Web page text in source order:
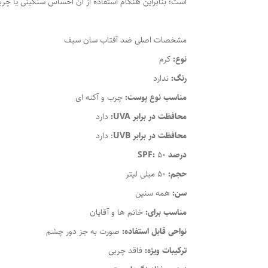
مشخصات اصلی ضد آفتاب سان سیف
نوع:کرم
رنگ:ندارد
مناسب نوع پوست:چرب و آکنه ای
محافظت در برابر UVA:
دارد
محافظت در برابر UVB
: دارد
درصد SPF: 50
حجم:
سن: همه سنین
مناسب برای:خانم ها و آقایان
نواحی قابل استفاده: صورت به جز دور چشم
ترکیبات ویژه: فاقد چربی